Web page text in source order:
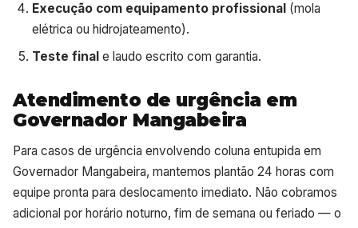
Execução com equipamento profissional (mola
elétrica ou hidrojateamento).
Teste final e laudo escrito com garantia.
Atendimento de urgência em
Governador Mangabeira
Para casos de urgência envolvendo coluna entupida em
Governador Mangabeira, mantemos plantão 24 horas com
equipe pronta para deslocamento imediato. Não cobramos
adicional por horário noturno, fim de semana ou feriado — o